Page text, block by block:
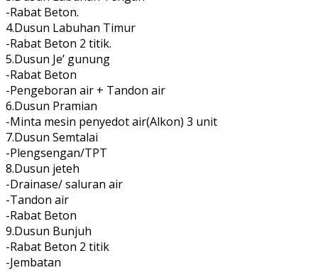
-Rabat Beton.
4.Dusun Labuhan Timur
-Rabat Beton 2 titik.
5.Dusun Je’ gunung
-Rabat Beton
-Pengeboran air + Tandon air
6.Dusun Pramian
-Minta mesin penyedot air(Alkon) 3 unit
7.Dusun Semtalai
-Plengsengan/TPT
8.Dusun jeteh
-Drainase/ saluran air
-Tandon air
-Rabat Beton
9.Dusun Bunjuh
-Rabat Beton 2 titik
-Jembatan